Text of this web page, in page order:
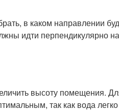
в каком направлении
идти перпендикулярно
высоту помещения.
так как вода